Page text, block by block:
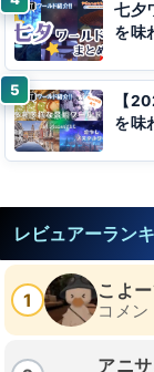
七夕
を味
【
を味
レビュアーラン
1 こよ
コメン
アニ